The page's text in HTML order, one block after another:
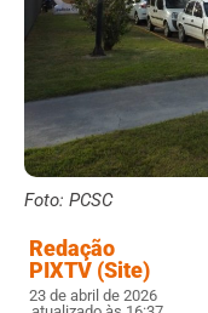
Foto: PCSC
Redação
PIXTV (Site)
23 de abril de 2026